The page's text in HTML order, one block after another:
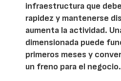
infraestructura que
rapidez y mantenerse
aumenta la actividad.
dimensionada puede
primeros meses y
un freno para el negocio.